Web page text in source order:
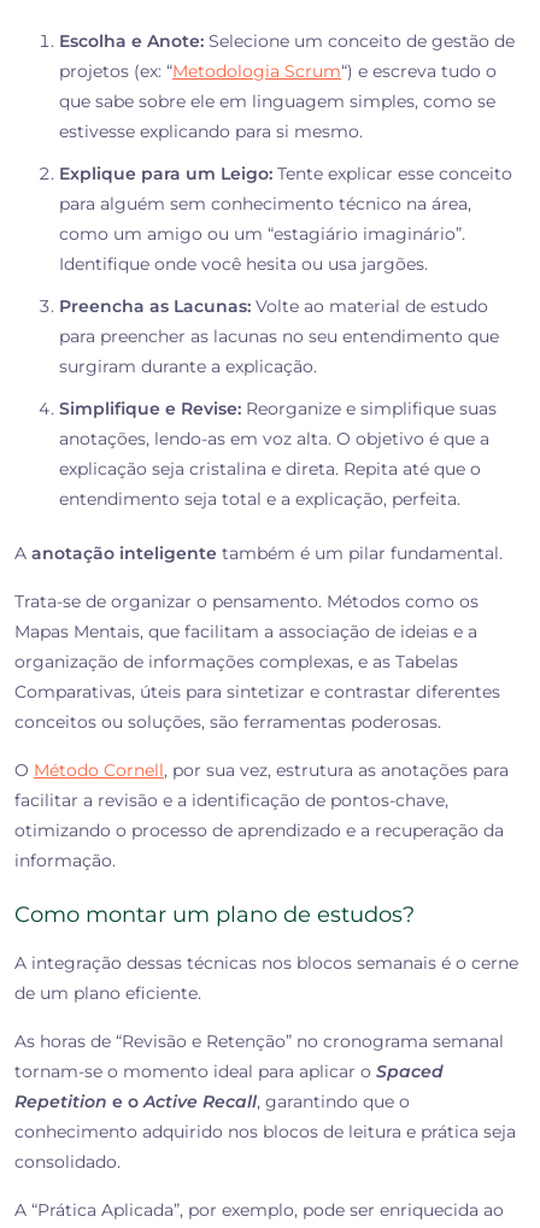
Escolha e Anote: Selecione um conceito de gestão de
projetos (ex: “Metodologia Scrum“) e escreva tudo o
que sabe sobre ele em linguagem simples, como se
estivesse explicando para si mesmo.
Explique para um Leigo: Tente explicar esse conceito
para alguém sem conhecimento técnico na área,
como um amigo ou um “estagiário imaginário”.
Identifique onde você hesita ou usa jargões.
Preencha as Lacunas: Volte ao material de estudo
para preencher as lacunas no seu entendimento que
surgiram durante a explicação.
Simplifique e Revise: Reorganize e simplifique suas
anotações, lendo-as em voz alta. O objetivo é que a
explicação seja cristalina e direta. Repita até que o
entendimento seja total e a explicação, perfeita.
A anotação inteligente também é um pilar fundamental.
Trata-se de organizar o pensamento. Métodos como os
Mapas Mentais, que facilitam a associação de ideias e a
organização de informações complexas, e as Tabelas
Comparativas, úteis para sintetizar e contrastar diferentes
conceitos ou soluções, são ferramentas poderosas.
O Método Cornell, por sua vez, estrutura as anotações para
facilitar a revisão e a identificação de pontos-chave,
otimizando o processo de aprendizado e a recuperação da
informação.
Como montar um plano de estudos?
A integração dessas técnicas nos blocos semanais é o cerne
de um plano eficiente.
As horas de “Revisão e Retenção” no cronograma semanal
tornam-se o momento ideal para aplicar o Spaced
Repetition e oActive Recall, garantindo que o
conhecimento adquirido nos blocos de leitura e prática seja
consolidado.
A “Prática Aplicada”, por exemplo, pode ser enriquecida ao